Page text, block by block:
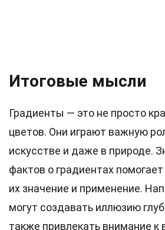
Итоговые мысли
Градиенты — это не просто
цветов. Они играют важную
искусстве и даже в природе.
фактов о градиентах
их значение и применение.
могут создавать иллюзию
также привлекать внимание